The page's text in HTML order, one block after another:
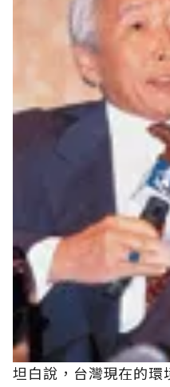
坦白說，台灣現在的